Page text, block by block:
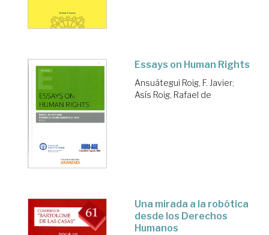
Essays on Human Rights
Ansuátegui Roig, F. Javier;
Asís Roig, Rafael de
Una mirada a la robótica
desde los Derechos
Humanos